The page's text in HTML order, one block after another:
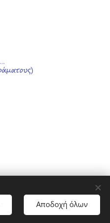
Cookies
English
Αποδοχή όλων